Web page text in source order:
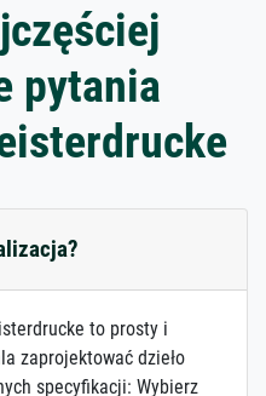
pytania
to prosty i
zaprojektować dzieło
specyfikacji: Wybierz